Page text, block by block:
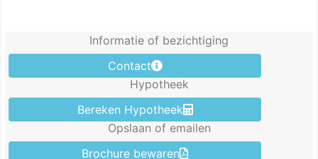
Informatie of bezichtiging
Contact
Hypotheek
Bereken Hypotheek
Opslaan of emailen
Brochure bewaren